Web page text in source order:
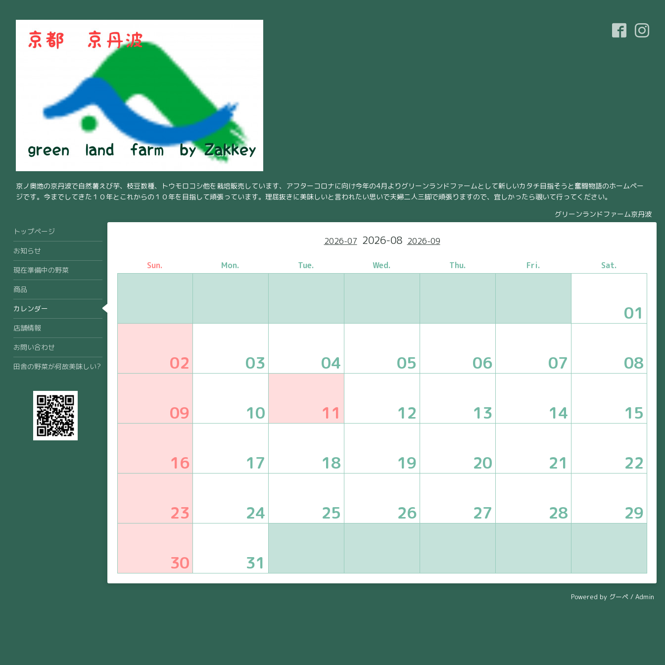
京ノ奥地の京丹波で自然薯えび芋、枝豆数種、トウモロコシ他を栽培販売しています、アフターコロナに向け今年の4月よりグリーンランドファームとして新しいカタチ目指そうと奮闘物語のホームペー
ジです。今までしてきた１０年とこれからの１０年を目指して頑張っています。理屈抜きに美味しいと言われたい思いで夫婦二人三脚で頑張りますので、宜しかったら覗いて行ってください。
グリーンランドファーム京丹波
2026-07 2026-08 2026-09
Sun. Mon. Tue. Wed. Thu. Fri. Sat.
01
02 03 04 05 06 07 08
09 10 11 12 13 14 15
16 17 18 19 20 21 22
23 24 25 26 27 28 29
30 31
Powered by グーペ / Admin
トップページ
お知らせ
現在準備中の野菜
商品
カレンダー
店舗情報
お問い合わせ
田舎の野菜が何故美味しい?